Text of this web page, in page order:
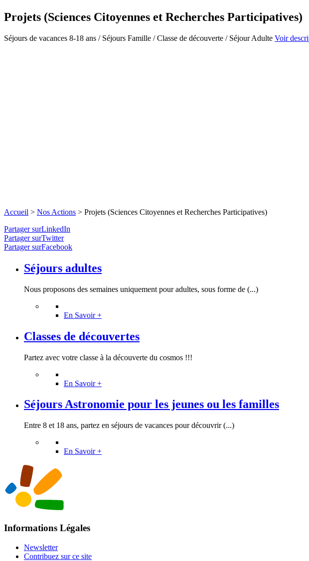
Projets (Sciences Citoyennes et Recherches Participatives)
Séjours de vacances 8-18 ans / Séjours Famille / Classe de découverte / Séjour Adulte Voir
Accueil > Nos Actions > Projets (Sciences Citoyennes et Recherches Participatives)
Partager surLinkedIn
Partager surTwitter
Partager surFacebook
Séjours adultes
Nous proposons des semaines uniquement pour adultes, sous forme de (...)
En Savoir +
Classes de découvertes
Partez avec votre classe à la découverte du cosmos !!!
En Savoir +
Séjours Astronomie pour les jeunes ou les familles
Entre 8 et 18 ans, partez en séjours de vacances pour découvrir (...)
En Savoir +
Informations Légales
Newsletter
Contribuez sur ce site